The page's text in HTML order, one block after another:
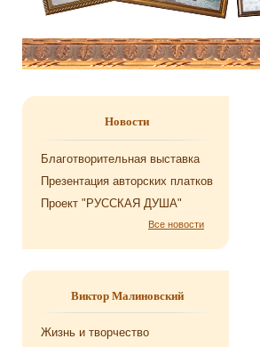
Новости
Благотворительная выставка
Презентация авторских платков
Проект "РУССКАЯ ДУША"
Все новости
Виктор Малиновский
Жизнь и творчество